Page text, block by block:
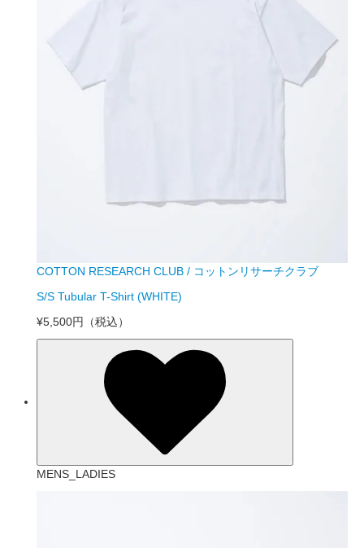
COTTON RESEARCH CLUB / コットンリサーチクラブ
S/S Tubular T-Shirt (WHITE)
¥5,500円
（税込）
MENS_LADIES